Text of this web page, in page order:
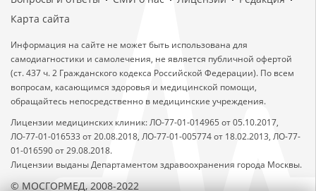
Карта сайта
Информация на сайте не может быть использована для
самодиагностики и самолечения, не является публичной офертой
(ст. 437 ч. 2 Гражданского кодекса Российской Федерации). По всем
вопросам, касающимся здоровья и медицинской помощи,
обращайтесь непосредственно в медицинские учреждения.
Лицензии медицинских клиник: ЛО-77-01-014965 от 05.10.2017,
ЛО-77-01-016533 от 20.08.2018, ЛО-77-01-005774 от 18.02.2013, ЛО-77-
01-016590 от 29.08.2018.
Лицензии выданы Департаментом здравоохранения города Москвы.
© МОСГОРМЕД, 2008-2022